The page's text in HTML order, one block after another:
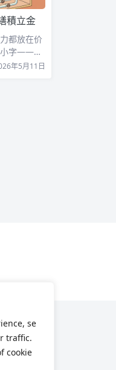
se
traffic.
cookie
積立金
都放在价
小字——管
年5月11日